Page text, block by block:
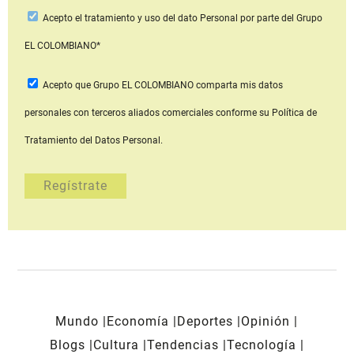
Acepto el tratamiento y uso del dato Personal por parte del Grupo
EL COLOMBIANO*
Acepto que Grupo EL COLOMBIANOcomparta mis datos
personales con terceros aliados comerciales conforme su Política de
Tratamiento del Datos Personal.
Mundo Economía Deportes
Opinión
Blogs
Cultura Tendencias Tecnología